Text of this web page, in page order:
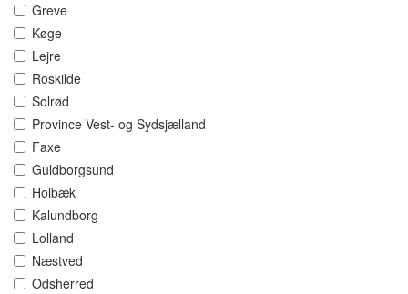
Greve
Køge
Lejre
Roskilde
Solrød
Province Vest- og Sydsjælland
Faxe
Guldborgsund
Holbæk
Kalundborg
Lolland
Næstved
Odsherred